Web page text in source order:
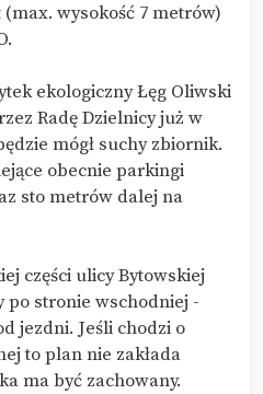
wysokość 7 metrów)
ekologiczny Łęg Oliwski
Radę Dzielnicy już w
mógł suchy zbiornik.
obecnie parkingi
sto metrów dalej na
części ulicy Bytowskiej
po stronie wschodniej -
jezdni. Jeśli chodzi o
to plan nie zakłada
ma być zachowany.